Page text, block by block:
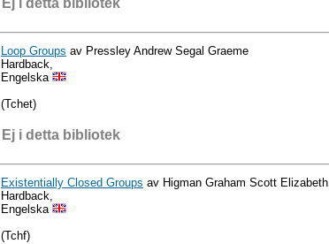
Loop Groups av Pressley Andrew Segal Graeme
Hardback,
Engelska
(Tchet)
Ej i detta bibliotek
Existentially Closed Groups av Higman Graham Scott Elizabeth
Hardback,
Engelska
(Tchf)